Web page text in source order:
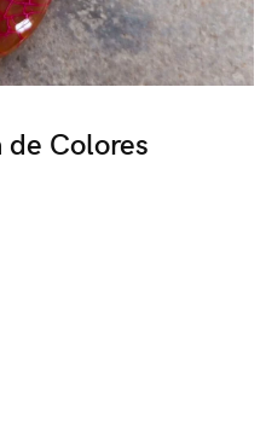
de Colores